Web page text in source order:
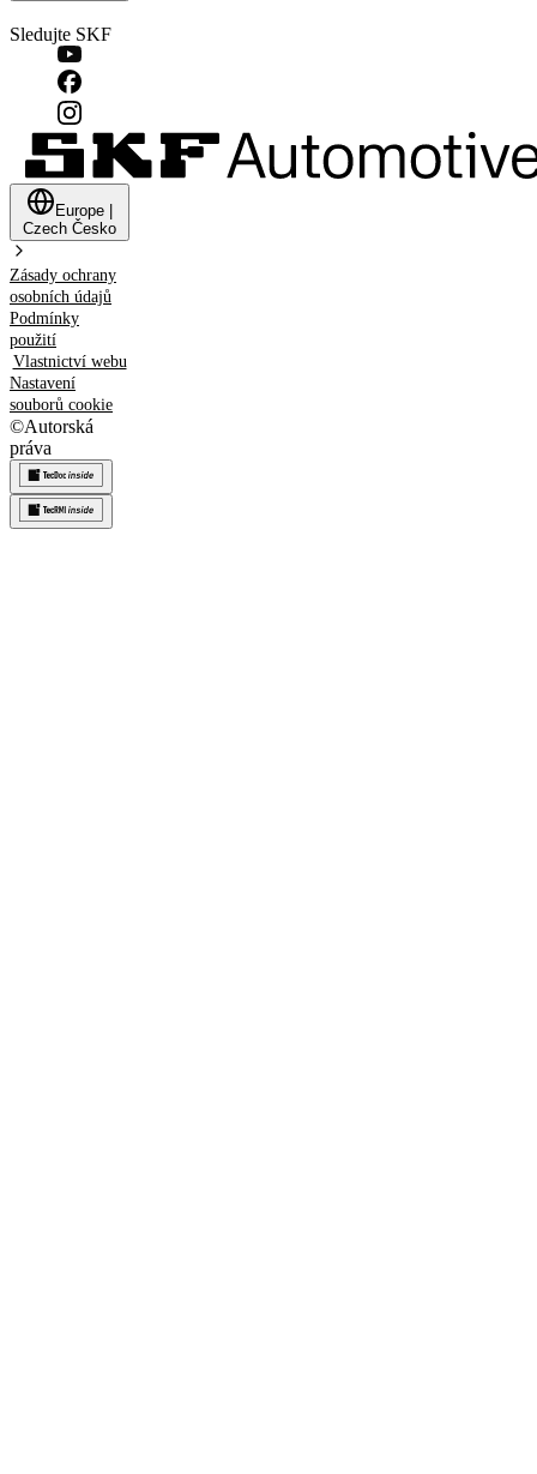
Sledujte SKF
Europe
Czech Česko
Zásady ochrany
osobních údajů
Podmínky
použití
Vlastnictví webu
Nastavení
souborů cookie
©Autorská
práva